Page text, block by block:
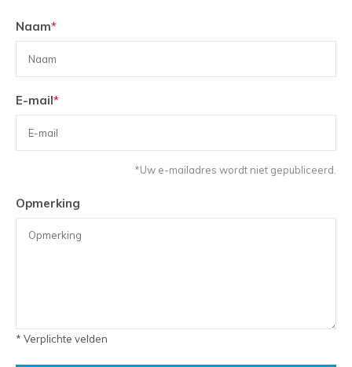
Naam*
E-mail*
*Uw e-mailadres wordt niet gepubliceerd.
Opmerking
* Verplichte velden